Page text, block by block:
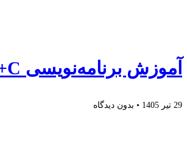
آموزش برنامه‌نویسی C++ از صفر
29 تیر 1405 بدون دیدگاه